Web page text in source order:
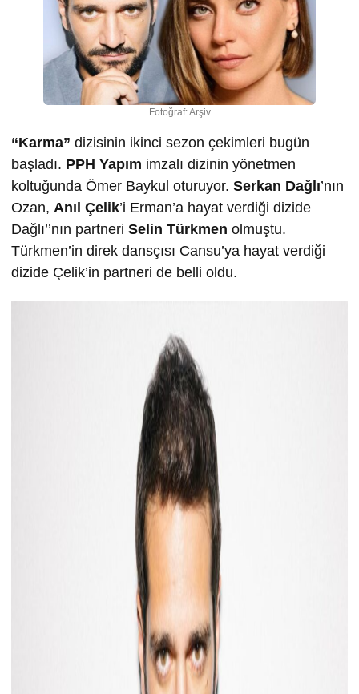
Fotoğraf: Arşiv
“Karma” dizisinin ikinci sezon çekimleri bugün
başladı. PPH Yapım imzalı dizinin yönetmen
koltuğunda Ömer Baykul oturuyor. Serkan Dağlı’nın
Ozan, Anıl Çelik’i Erman’a hayat verdiği dizide
Dağlı’’nın partneri Selin Türkmen olmuştu.
Türkmen’in direk dansçısı Cansu’ya hayat verdiği
dizide Çelik’in partneri de belli oldu.